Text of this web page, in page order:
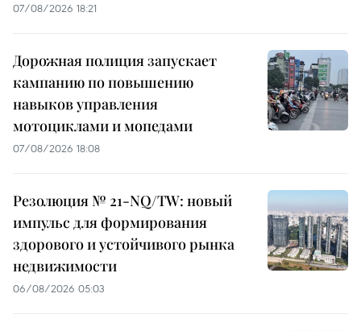
07/08/2026 18:21
Дорожная полиция запускает
кампанию по повышению
навыков управления
мотоциклами и мопедами
07/08/2026 18:08
Резолюция № 21-NQ/TW: новый
импульс для формирования
здорового и устойчивого рынка
недвижимости
06/08/2026 05:03